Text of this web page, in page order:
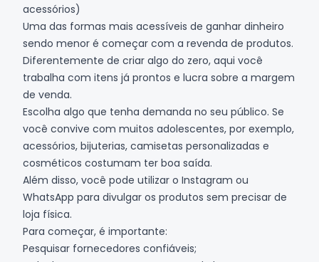
acessórios)
Uma das formas mais acessíveis de ganhar dinheiro
sendo menor é começar com a revenda de produtos.
Diferentemente de criar algo do zero, aqui você
trabalha com itens já prontos e lucra sobre a margem
de venda.
Escolha algo que tenha demanda no seu público. Se
você convive com muitos adolescentes, por exemplo,
acessórios, bijuterias, camisetas personalizadas e
cosméticos costumam ter boa saída.
Além disso, você pode utilizar o Instagram ou
WhatsApp para divulgar os produtos sem precisar de
loja física.
Para começar, é importante:
Pesquisar fornecedores confiáveis;